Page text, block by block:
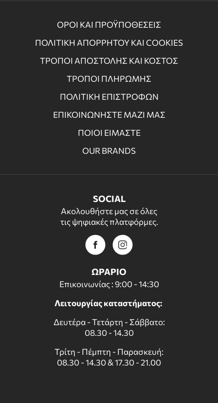
ΟΡΟΙ ΚΑΙ ΠΡΟΫΠΟΘΕΣΕΙΣ
ΠΟΛΙΤΙΚΗ ΑΠΟΡΡΗΤΟΥ ΚΑΙ COOKIES
ΤΡΟΠΟΙ ΑΠΟΣΤΟΛΗΣ ΚΑΙ ΚΟΣΤΟΣ
ΤΡΟΠΟΙ ΠΛΗΡΩΜΗΣ
ΠΟΛΙΤΙΚΗ ΕΠΙΣΤΡΟΦΩΝ
ΕΠΙΚΟΙΝΩΝΗΣΤΕ ΜΑΖΙ ΜΑΣ
ΠΟΙΟΙ ΕΙΜΑΣΤΕ
OUR BRANDS
SOCIAL
Ακολουθήστε μας σε όλες
τις ψηφιακές πλατφόρμες.
ΩΡΑΡΙΟ
Επικοινωνίας : 9:00 - 14:30
Λειτουργίας καταστήματος:
Δευτέρα - Τετάρτη - Σάββατο:
08.30 - 14.30
Τρίτη - Πέμπτη - Παρασκευή:
08.30 - 14.30 & 17.30 - 21.00